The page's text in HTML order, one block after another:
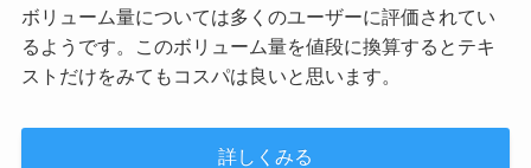
ボリューム量については多くのユーザーに評価されてい
るようです。このボリューム量を値段に換算するとテキ
ストだけをみてもコスパは良いと思います。
詳しくみる